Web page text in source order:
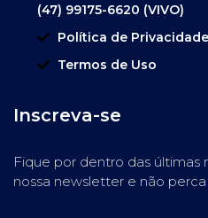
(47) 99175-6620 (VIVO)
Política de Privacidade
Termos de Uso
Inscreva-se
Fique por dentro das últimas
nossa newsletter e não